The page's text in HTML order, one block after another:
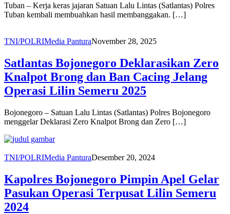
Tuban – Kerja keras jajaran Satuan Lalu Lintas (Satlantas) Polres
Tuban kembali membuahkan hasil membanggakan. […]
TNI/POLRIMedia PanturaNovember 28, 2025
Satlantas Bojonegoro Deklarasikan Zero
Knalpot Brong dan Ban Cacing Jelang
Operasi Lilin Semeru 2025
Bojonegoro – Satuan Lalu Lintas (Satlantas) Polres Bojonegoro
menggelar Deklarasi Zero Knalpot Brong dan Zero […]
TNI/POLRIMedia PanturaDesember 20, 2024
Kapolres Bojonegoro Pimpin Apel Gelar
Pasukan Operasi Terpusat Lilin Semeru
2024